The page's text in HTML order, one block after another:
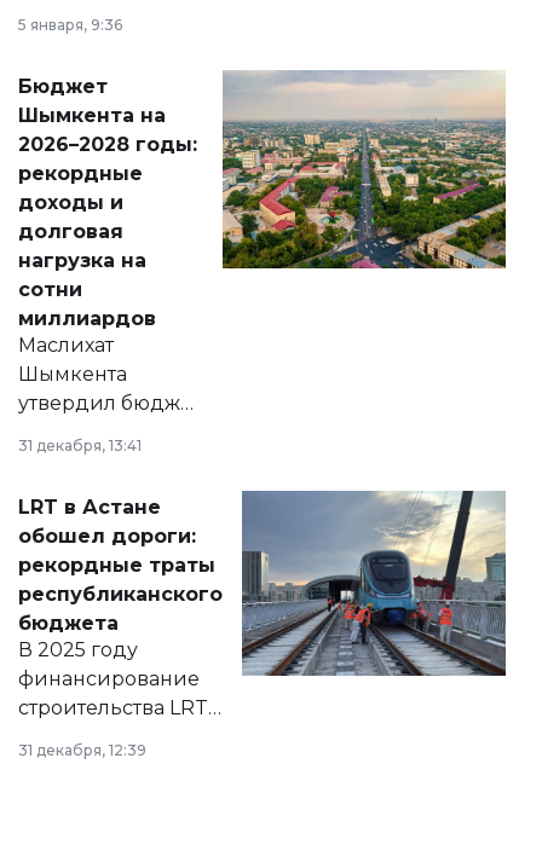
принести
народу
Венесуэлы.
5 января, 9:36
Бюджет
Шымкента на
2026–2028 годы:
рекордные
доходы и
долговая
нагрузка на
сотни
миллиардов
Маслихат
Шымкента
утвердил бюджет
города на 2026–
2028 годы.
документ
появился в базе
нормативных
правовых актов и
на сайте маслихат
города.
31 декабря, 13:41
LRT в Астане
обошел дороги:
рекордные траты
республиканского
бюджета
В 2025 году
финансирование
строительства LRT
в Астане из
республиканского
31 декабря, 12:39